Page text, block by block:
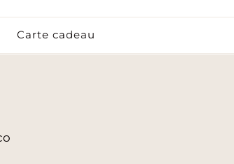
Carte cadeau
Carte cadeau